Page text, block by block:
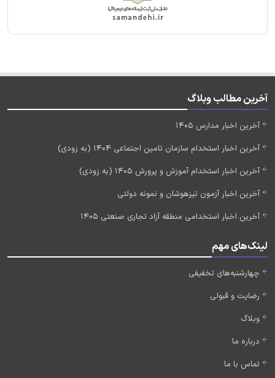
آخرین مطالب وبلاگ
آخرین اخبار مدارس 1405
آخرین اخبار استخدام سازمان تامین اجتماعی 1404 (به زودی)
آخرین اخبار استخدام آموزش و پرورش 1405 (به زودی)
آخرین اخبار آزمون تیزهوشان و نمونه دولتی
آخرین اخبار استخدامی منطقه آزاد تجاری صنعتی 1405
لینک‌های مهم
چهارشنبه‌های تخفیفی
رضایت و قبولی
وبلاگ
درباره ما
تماس با ما